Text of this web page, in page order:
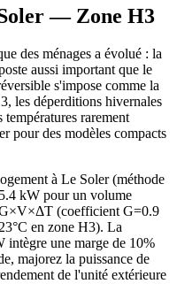
— Zone H3
des ménages a évolué : la
aussi important que le
s'impose comme la
les déperditions hivernales
rarement
pour des modèles compacts
à Le Soler (méthode
kW pour un volume
(coefficient G=0.9
en zone H3). La
intègre une marge de 10%
majorez la puissance de
de l'unité extérieure